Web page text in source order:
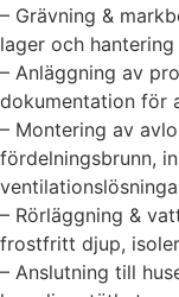
– Grävning &
lager och
– Anläggning av
dokumentation för
– Montering av
fördelningsbrunn,
– Rörläggning &
frostfritt djup,
– Anslutning till